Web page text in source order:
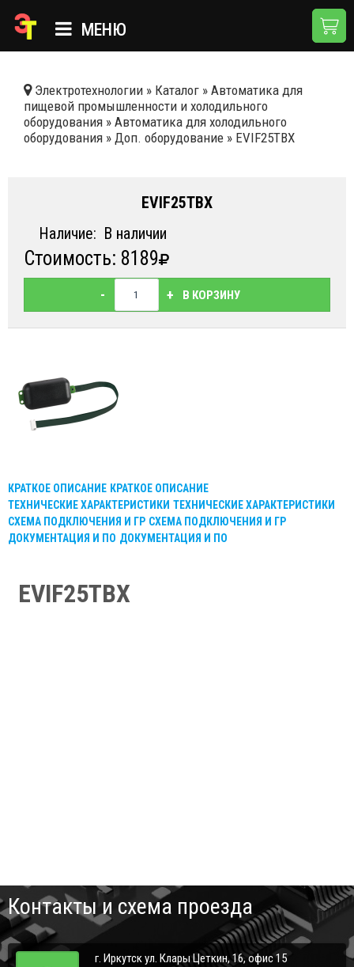
МЕНЮ
КАТАЛОГ
О КОМПАНИИ
ДОСТАВКА И ОПЛАТА
КОНТАКТЫ
Электротехнологии » Каталог » Автоматика для
пищевой промышленности и холодильного
оборудования » Автоматика для холодильного
оборудования » Доп. оборудование » EVIF25TBX
EVIF25TBX
Наличие: В наличии
Стоимость: 8189
- + В КОРЗИНУ
КРАТКОЕ ОПИСАНИЕ КРАТКОЕ ОПИСАНИЕ
ТЕХНИЧЕСКИЕ ХАРАКТЕРИСТИКИ ТЕХНИЧЕСКИЕ ХАРАКТЕРИСТИКИ
СХЕМА ПОДКЛЮЧЕНИЯ И ГР СХЕМА ПОДКЛЮЧЕНИЯ И ГР
ДОКУМЕНТАЦИЯ И ПО ДОКУМЕНТАЦИЯ И ПО
EVIF25TBX
Контакты и схема проезда
г. Иркутск ул. Клары Цеткин, 16, офис 15